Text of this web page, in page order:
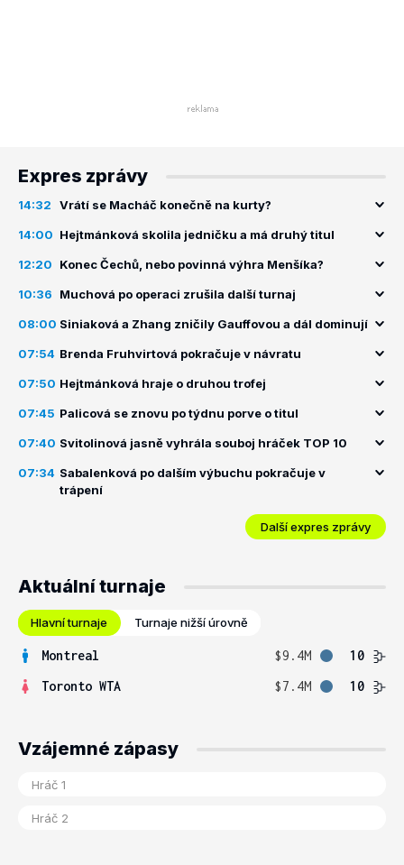
Expres zprávy
14:32 Vrátí se Macháč konečně na kurty?
14:00 Hejtmánková skolila jedničku a má druhý titul
12:20 Konec Čechů, nebo povinná výhra Menšíka?
10:36 Muchová po operaci zrušila další turnaj
08:00 Siniaková a Zhang zničily Gauffovou a dál dominují
07:54 Brenda Fruhvirtová pokračuje v návratu
07:50 Hejtmánková hraje o druhou trofej
07:45 Palicová se znovu po týdnu porve o titul
07:40 Svitolinová jasně vyhrála souboj hráček TOP 10
07:34 Sabalenková po dalším výbuchu pokračuje v
trápení
Další expres zprávy
Aktuální turnaje
Hlavní turnaje Turnaje nižší úrovně
Montreal $9.4M
10
Toronto WTA
$7.4M 10
Vzájemné zápasy